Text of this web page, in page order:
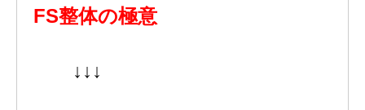
FS整体の極意
↓↓↓